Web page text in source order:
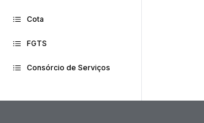
Cota
FGTS
Consórcio de Serviços